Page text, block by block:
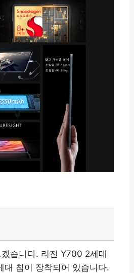
습니다. 리전 Y700 2세대
대 칩이 장착되어 있습니다.